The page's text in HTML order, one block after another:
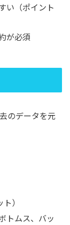
い（ポイント
が必須
のデータを元
）
トムス、バッ